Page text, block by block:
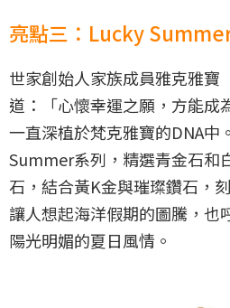
亮點三：Lucky
世家創始人家族成員雅克雅寶
道：「心懷幸運之願，方能成
一直深植於梵克雅寶的DNA中
Summer系列，精選青金石和
石，結合黃K金與璀璨鑽石，
讓人想起海洋假期的圖騰，也
陽光明媚的夏日風情。